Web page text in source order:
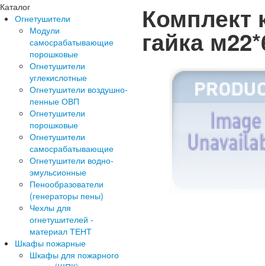
Каталог
Огнетушители
Модули
самосрабатывающие
порошковые
Огнетушители
углекислотные
Огнетушители воздушно-
пенные ОВП
Огнетушители
порошковые
Огнетушители
самосрабатывающие
Огнетушители водно-
эмульсионные
Пенообразователи
(генераторы пены)
Чехлы для
огнетушителей -
материал ТЕНТ
Шкафы пожарные
Шкафы для пожарного
Комплект
гайка